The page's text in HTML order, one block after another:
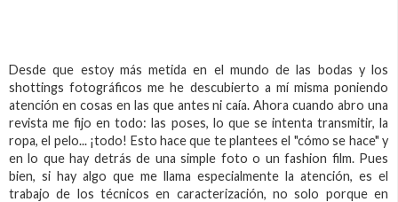
Desde que estoy más metida en el mundo de las bodas y los
shottings fotográficos me he descubierto a mí misma poniendo
atención en cosas en las que antes ni caía. Ahora cuando abro una
revista me fijo en todo: las poses, lo que se intenta transmitir, la
ropa, el pelo... ¡todo! Esto hace que te plantees el "cómo se hace" y
en lo que hay detrás de una simple foto o un fashion film. Pues
bien, si hay algo que me llama especialmente la atención, es el
trabajo de los técnicos en caracterización, no solo porque en